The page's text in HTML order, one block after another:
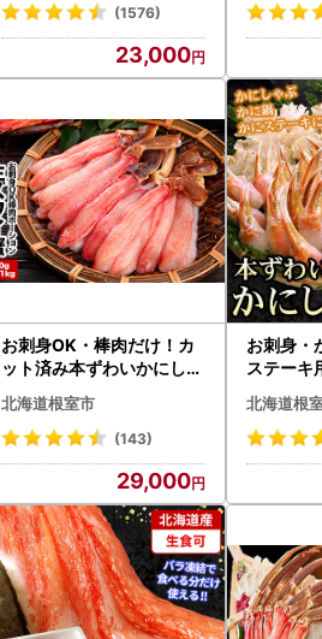
(1576)
23,000
お刺身OK・棒肉だけ！カ
ット済み本ずわいかにしゃ
ぶ800g～1kg(400g～50
0g×2P) C-25019
北海道根室市
(143)
29,000
お刺身・
ステーキ
56022
北海道根